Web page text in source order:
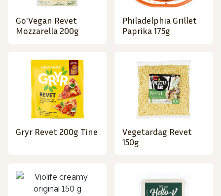
Go'Vegan Revet
Mozzarella 200g
Philadelphia Grillet
Paprika 175g
Gryr Revet 200g Tine
Vegetardag Revet
150g